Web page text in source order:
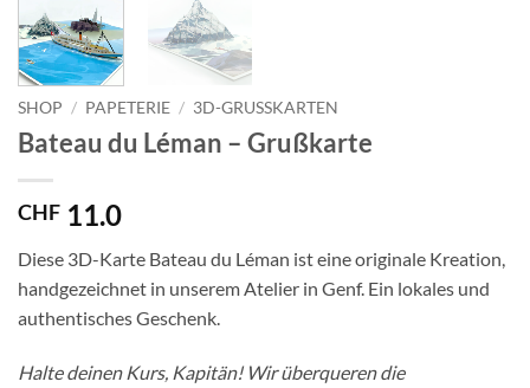
SHOP / PAPETERIE / 3D-GRUSSKARTEN
Bateau du Léman – Grußkarte
CHF 11.0
Diese 3D-Karte Bateau du Léman ist eine originale Kreation,
handgezeichnet in unserem Atelier in Genf. Ein lokales und
authentisches Geschenk.
Halte deinen Kurs, Kapitän! Wir überqueren die